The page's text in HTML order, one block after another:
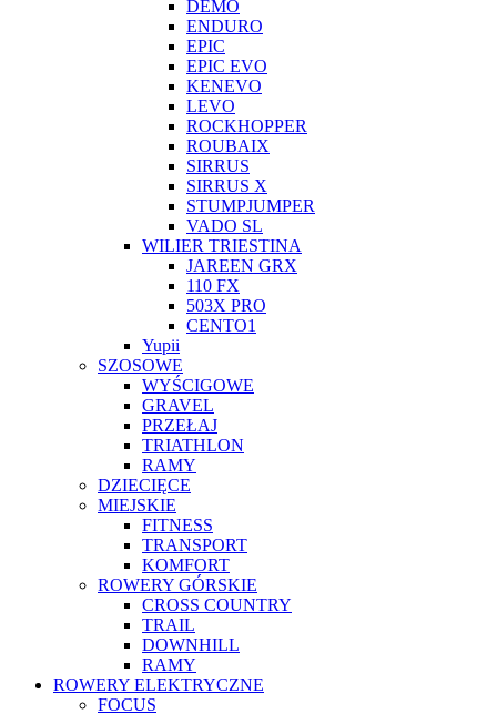
DEMO
ENDURO
EPIC
EPIC EVO
KENEVO
LEVO
ROCKHOPPER
ROUBAIX
SIRRUS
SIRRUS X
STUMPJUMPER
VADO SL
WILIER TRIESTINA
JAREEN GRX
110 FX
503X PRO
CENTO1
Yupii
SZOSOWE
WYŚCIGOWE
GRAVEL
PRZEŁAJ
TRIATHLON
RAMY
DZIECIĘCE
MIEJSKIE
FITNESS
TRANSPORT
KOMFORT
ROWERY GÓRSKIE
CROSS COUNTRY
TRAIL
DOWNHILL
RAMY
ROWERY ELEKTRYCZNE
FOCUS